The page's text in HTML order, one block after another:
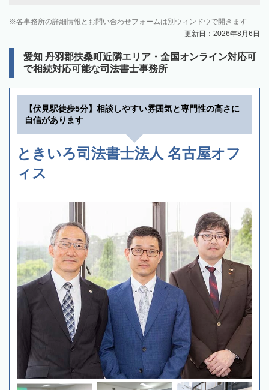
各事務所の詳細情報とお問い合わせフォームは別ウィンドウで開きます
更新日：2026年8月6日
愛知 丹羽郡扶桑町近隣エリア・全国オンライン対応可
で相続対応可能な司法書士事務所
【伏見駅徒歩5分】相談しやすい雰囲気と専門性の高さに
自信があります
ときいろ司法書士法人 名古屋オフ
ィス